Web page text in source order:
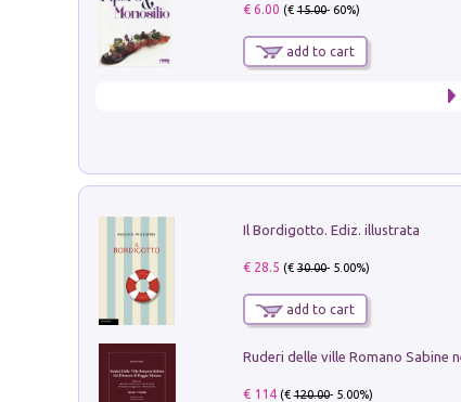
€ 6.00 (€15.00- 60%)
add to cart
Il Bordigotto. Ediz. illustrata
€ 28.5 (€30.00- 5.00%)
add to cart
€ 114(€120.00- 5.00%)